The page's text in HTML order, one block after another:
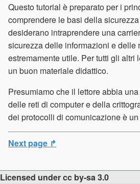
Questo tutorial è preparato per i
comprendere le basi della
desiderano intraprendere una
sicurezza delle informazioni e delle
estremamente utile. Per tutti gli altri
un buon materiale didattico.
Presumiamo che il lettore abbia
delle reti di computer e della
dei protocolli di comunicazione è
Next page ↱
Licensed under cc by-sa 3.0